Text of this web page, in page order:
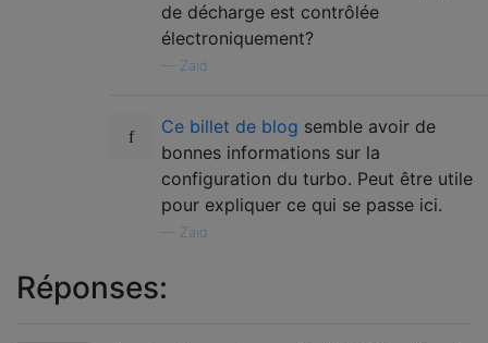
de décharge est contrôlée
électroniquement?
Zaid
Ce billet de blog semble avoir de
bonnes informations sur la
configuration du turbo. Peut être utile
pour expliquer ce qui se passe ici.
Zaid
Réponses: